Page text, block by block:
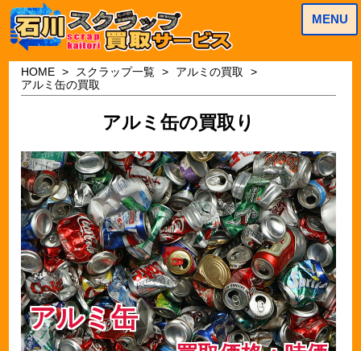
MENU
HOME スクラップ一覧
アルミの買取
アルミ缶の買取
アルミ缶の買取り
アルミ缶